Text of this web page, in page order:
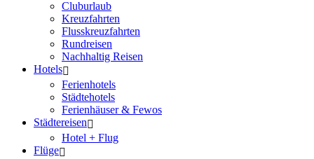
Cluburlaub
Kreuzfahrten
Flusskreuzfahrten
Rundreisen
Nachhaltig Reisen
Hotels
Ferienhotels
Städtehotels
Ferienhäuser & Fewos
Städtereisen
Hotel + Flug
Flüge